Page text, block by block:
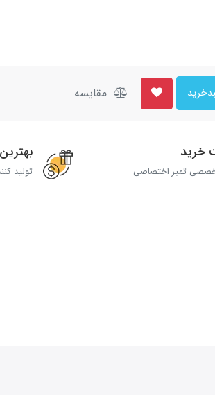
مقایسه
خرید
تمبر اختصاصی تولید